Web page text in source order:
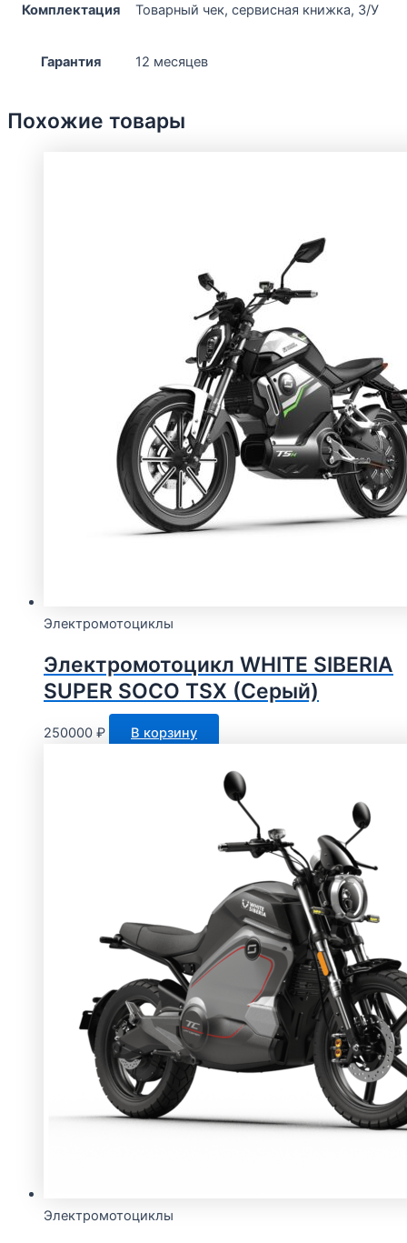
Комплектация Товарный чек, сервисная книжка, З/У
Гарантия 12 месяцев
Похожие товары
Электромотоциклы
Электромотоцикл WHITE SIBERIA
SUPER SOCO TSX (Серый)
250000 ₽ В корзину
Электромотоциклы